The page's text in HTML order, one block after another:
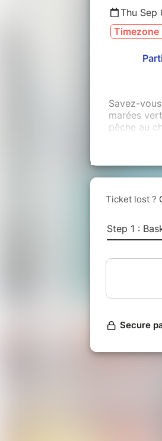
Thu Sep
Timezone
Savez-
marées
pêche au
pour
à la clé
l'étendue
activités et
Créé par
s’adresse
plongera